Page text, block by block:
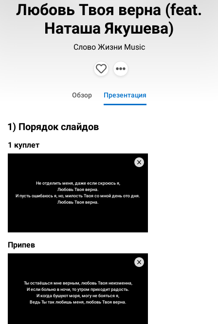
Любовь Твоя верна (feat.
Наташа Якушева)
Слово Жизни Music
Обзор Презентация
1) Порядок слайдов
1 куплет
Не отделить меня, даже если скроюсь я,
Любовь Твоя верна.
И пусть ошибаюсь я, но, милость Твоя со мной день ото дня.
Любовь Твоя верна.
Припев
Ты остаёшься мне верным, любовь Твоя неизменна,
И если больно в ночи, то утром приходит радость.
И когда бушуют моря, могу не бояться я,
Ведь Ты так любишь меня, любовь Твоя верна.